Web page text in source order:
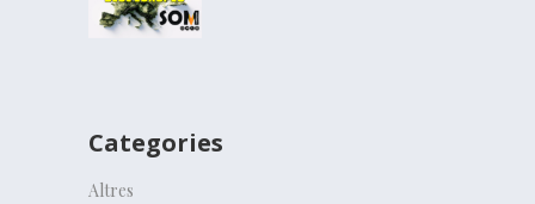
Categories
Altres